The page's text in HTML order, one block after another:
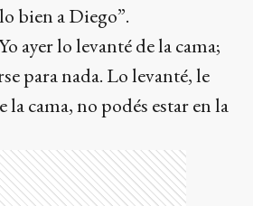
bien a Diego”.
ayer lo levanté de la cama;
para nada. Lo levanté, le
la cama, no podés estar en la